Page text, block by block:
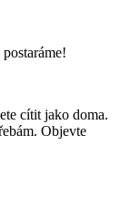
cítit jako doma.
Objevte